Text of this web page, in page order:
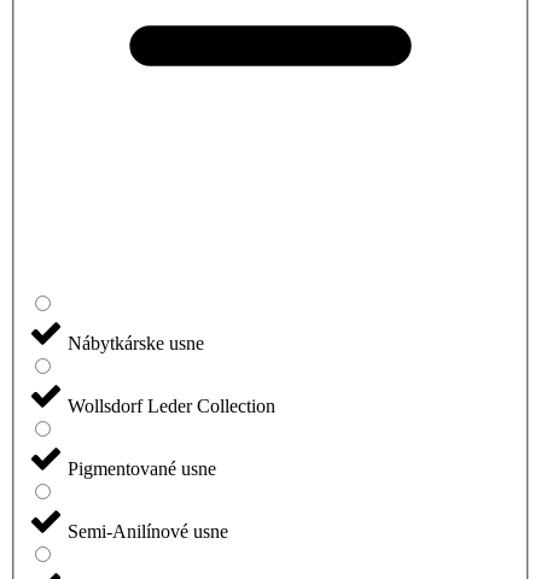
Nábytkárske usne
Wollsdorf Leder Collection
Pigmentované usne
Semi-Anilínové usne